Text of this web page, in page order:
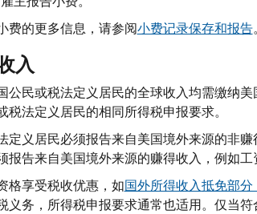
费的更多信息，请参阅小费记录保存和报告。
入
公民或税法定义居民的全球收入均需缴纳
税法定义居民的相同所得税申报要求。
定义居民必须报告来自美国境外来源的非
报告来自美国境外来源的赚得收入，例如工
格享受税收优惠，如国外所得收入抵免部分
义务，所得税申报要求通常也适用。仅当